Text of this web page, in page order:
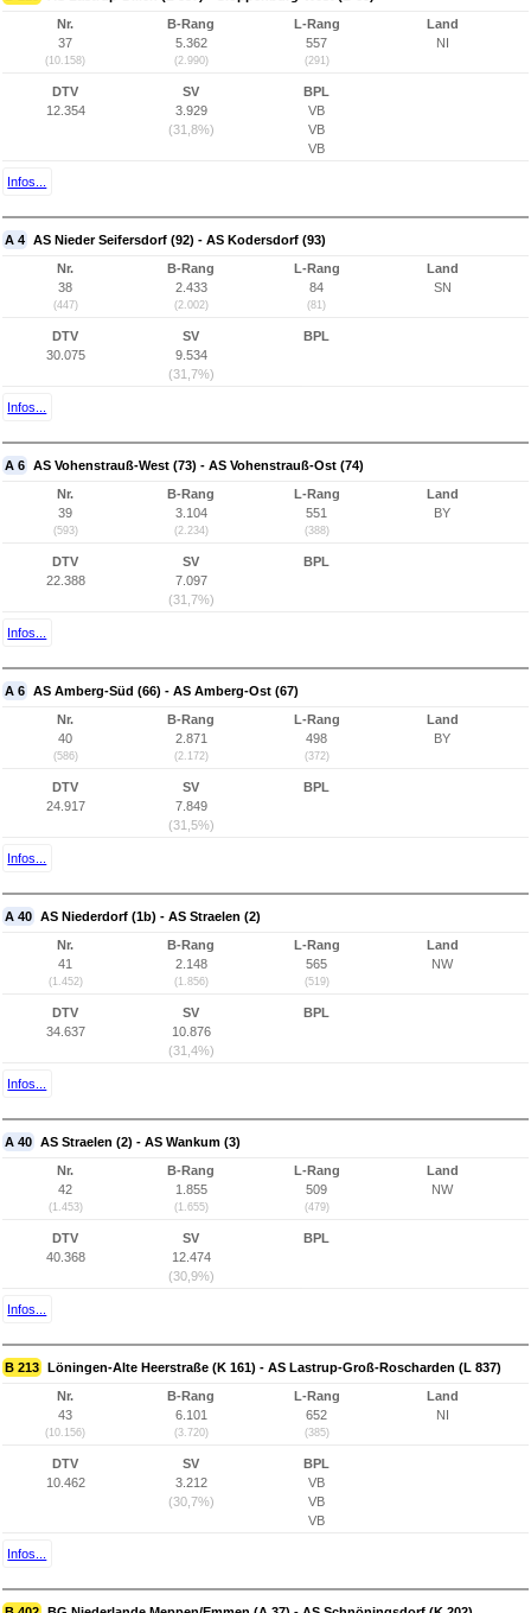
Nr.
37
(10.158)
B-Rang
5.362
(2.990)
L-Rang
557
(291)
Land
NI
DTV
12.354
SV
3.929
(31,8%)
BPL
VB
VB
VB
Infos...
A 4 AS Nieder Seifersdorf (92) - AS Kodersdorf (93)
Nr.
38
(447)
B-Rang
2.433
(2.002)
L-Rang
84
(81)
Land
SN
DTV
30.075
SV
9.534
(31,7%)
BPL
Infos...
A 6 AS Vohenstrauß-West (73) - AS Vohenstrauß-Ost (74)
Nr.
39
(593)
B-Rang
3.104
(2.234)
L-Rang
551
(388)
Land
BY
DTV
22.388
SV
7.097
(31,7%)
BPL
Infos...
A 6 AS Amberg-Süd (66) - AS Amberg-Ost (67)
Nr.
40
(586)
B-Rang
2.871
(2.172)
L-Rang
498
(372)
Land
BY
DTV
24.917
SV
7.849
(31,5%)
BPL
Infos...
A 40 AS Niederdorf (1b) - AS Straelen (2)
Nr.
41
(1.452)
B-Rang
2.148
(1.856)
L-Rang
565
(519)
Land
NW
DTV
34.637
SV
10.876
(31,4%)
BPL
Infos...
A 40 AS Straelen (2) - AS Wankum (3)
Nr.
42
(1.453)
B-Rang
1.855
(1.655)
L-Rang
509
(479)
Land
NW
DTV
40.368
SV
12.474
(30,9%)
BPL
Infos...
B 213 Löningen-Alte Heerstraße (K 161) - AS Lastrup-Groß-Roscharden (L 837)
Nr.
43
(10.156)
B-Rang
6.101
(3.720)
L-Rang
652
(385)
Land
NI
DTV
10.462
SV
3.212
(30,7%)
BPL
VB
VB
VB
Infos...